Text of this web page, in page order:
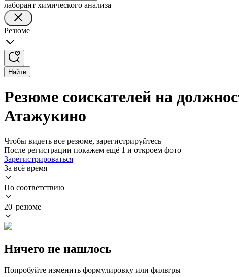
лаборант химического анализа
Резюме
Найти
Резюме соискателей на
Атажукино
Чтобы видеть все резюме, зарегистрируйтесь
После регистрации покажем ещё 1 и откроем фото
Зарегистрироваться
За всё время
По соответствию
20 резюме
Ничего не нашлось
Попробуйте изменить формулировку или фильтры